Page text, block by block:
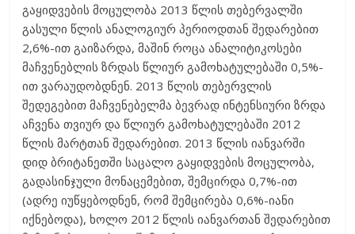
გაყიდვების მოცულობა 2013 წლის თებერვალში
გასული წლის ანალოგიურ პერიოდთან შედარებით
2,6%-ით გაიზარდა, მაშინ როცა ანალიტიკოსები
მაჩვენებლის ზრდას წლიურ გამოხატულებაში 0,5%-
ით ვარაუდობდნენ. 2013 წლის თებერვლის
შედეგებით მაჩვენებელმა ბევრად ინტენსიური ზრდა
აჩვენა თვიურ და წლიურ გამოხატულებაში 2012
წლის მარტთან შედარებით. 2013 წლის იანვარში
დიდ ბრიტანეთში საცალო გაყიდვების მოცულობა,
გადასინჯული მონაცემებით, შემცირდა 0,7%-ით
(ადრე იუწყებოდნენ, რომ შემცირება 0,6%-იანი
იქნებოდა), ხოლო 2012 წლის იანვართან შედარებით